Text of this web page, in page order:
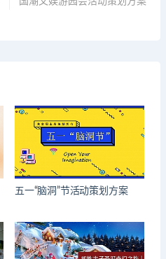
五一“脑洞”节活动策划方案